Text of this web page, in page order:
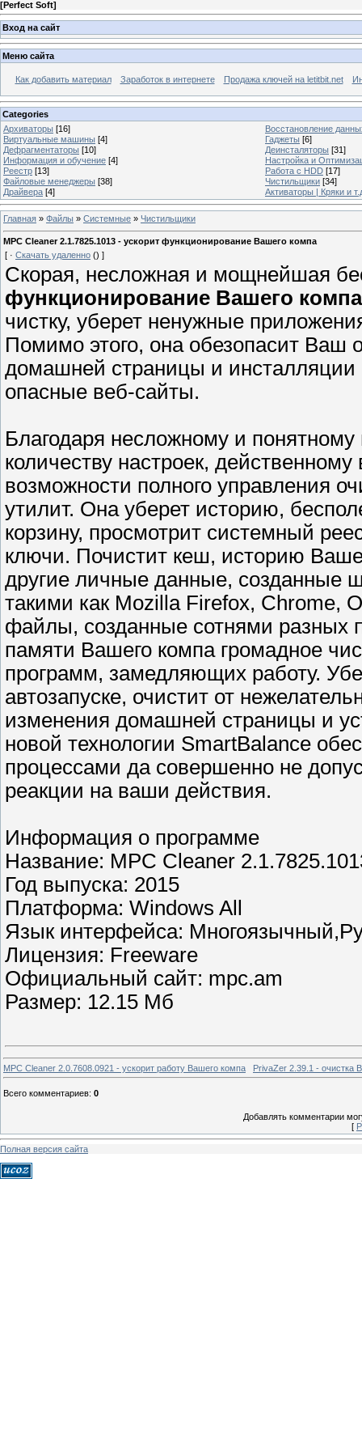
[Perfect Soft]
Вход на сайт
Меню сайта
Как добавить материал Заработок в интернете Продажа ключей на letitbit.net
Categories
Архиваторы [16]
Восстановление
Виртуальные машины [4] Гаджеты [6]
Дефрагментаторы [10] Деинсталяторы [31]
Информация и обучение [4]
Настройка и
Реестр [13] Работа с HDD [17]
Файловые менеджеры [38] Чистильщики [34]
Драйвера [4] Активаторы | Кряки и
Главная » Файлы » Системные » Чистильщики
MPC Cleaner 2.1.7825.1013 - ускорит функционирование Вашего компа
[ · Скачать удаленно () ]
Скорая, несложная и мощнейшая
функционирование Вашего компа
чистку, уберет ненужные
Помимо этого, она обезопасит Ваш
домашней страницы и инсталляции
опасные веб-сайты.
Благодаря несложному и
количеству настроек,
возможности полного управления
утилит. Она уберет историю,
корзину, просмотрит системный
ключи. Почистит кеш, историю
другие личные данные, созданные
такими как Mozilla Firefox, Chrome,
файлы, созданные сотнями разных
памяти Вашего компа громадное
программ, замедляющих работу.
автозапуске, очистит от
изменения домашней страницы и
новой технологии SmartBalance
процессами да совершенно не
реакции на ваши действия.
Информация о программе
Название: MPC Cleaner
Год выпуска: 2015
Платформа: Windows All
Язык интерфейса:
Лицензия: Freeware
Официальный сайт: mpc.am
Размер: 12.15 Мб
MPC Cleaner 2.0.7608.0921 - ускорит работу Вашего компа PrivaZer 2.39.1 - очистка
Всего комментариев: 0
Добавлять комментарии
[
Полная версия сайта